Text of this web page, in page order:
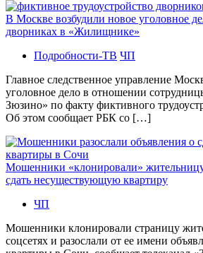
В Москве возбудили новое уголовное
дворниках в «Жилищнике»
Подробности-ТВ ЧП
Главное следственное управление
уголовное дело в отношении
Зюзино» по факту фиктивного
Об этом сообщает РБК со […]
Мошенники «клонировали»
сдать несуществующую квартиру
ЧП
Мошенники клонировали страницу
соцсетях и разослали от ее имени